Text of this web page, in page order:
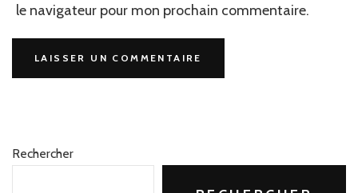
le navigateur pour mon prochain commentaire.
Rechercher